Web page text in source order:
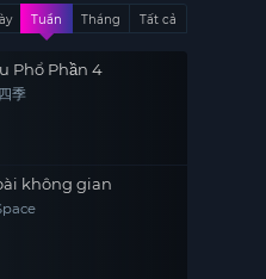
Tuần Tháng Tất cả
Phổ Phần 4
季
không gian